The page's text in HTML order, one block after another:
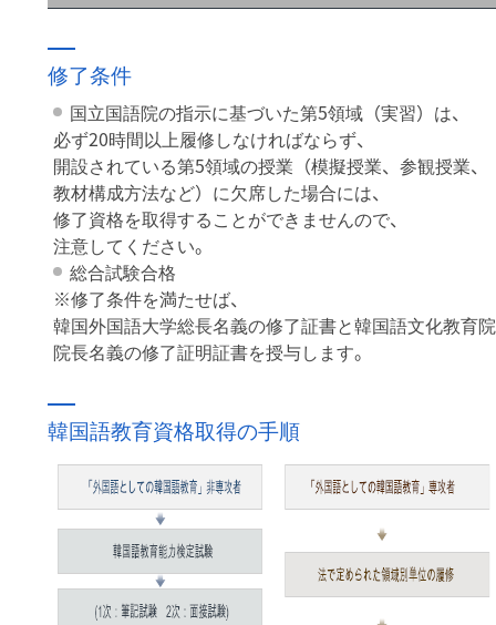
修了条件
国立国語院の指示に基づいた第5領域（実習）は、
必ず20時間以上履修しなければならず、
開設されている第5領域の授業（模擬授業、参観授業、
教材構成方法など）に欠席した場合には、
修了資格を取得することができませんので、
注意してください。
総合試験合格
※修了条件を満たせば、
韓国外国語大学総長名義の修了証書と韓国語文化教育院
院長名義の修了証明証書を授与します。
韓国語教育資格取得の手順